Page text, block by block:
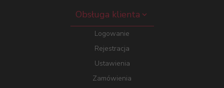
Obsługa klienta
Logowanie
Rejestracja
Ustawienia
Zamówienia